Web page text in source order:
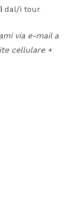
dal/i tour
via e-mail a
cellulare +